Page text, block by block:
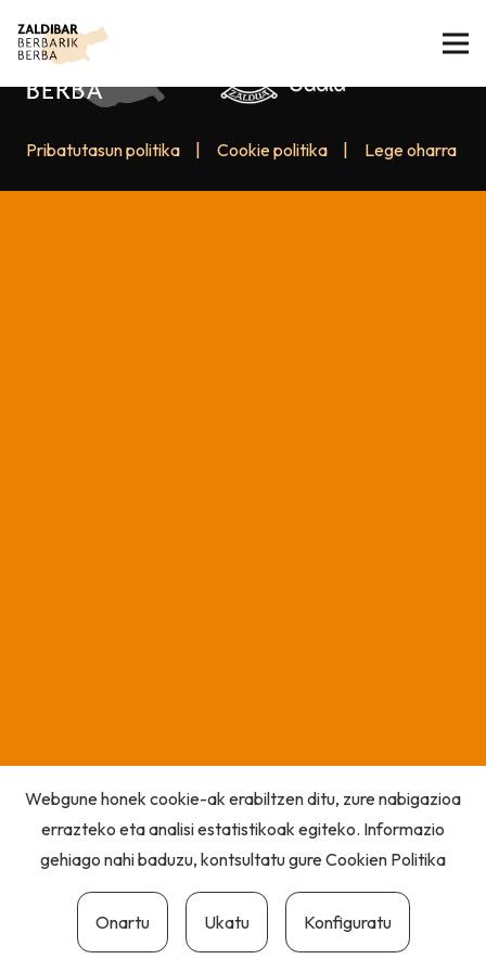
Pribatutasun politika Cookie politika Lege oharra
Webgune honek cookie-ak erabiltzen ditu, zure nabigazioa
errazteko eta analisi estatistikoak egiteko. Informazio
gehiago nahi baduzu, kontsultatu gureCookien Politika
Onartu Ukatu Konfiguratu